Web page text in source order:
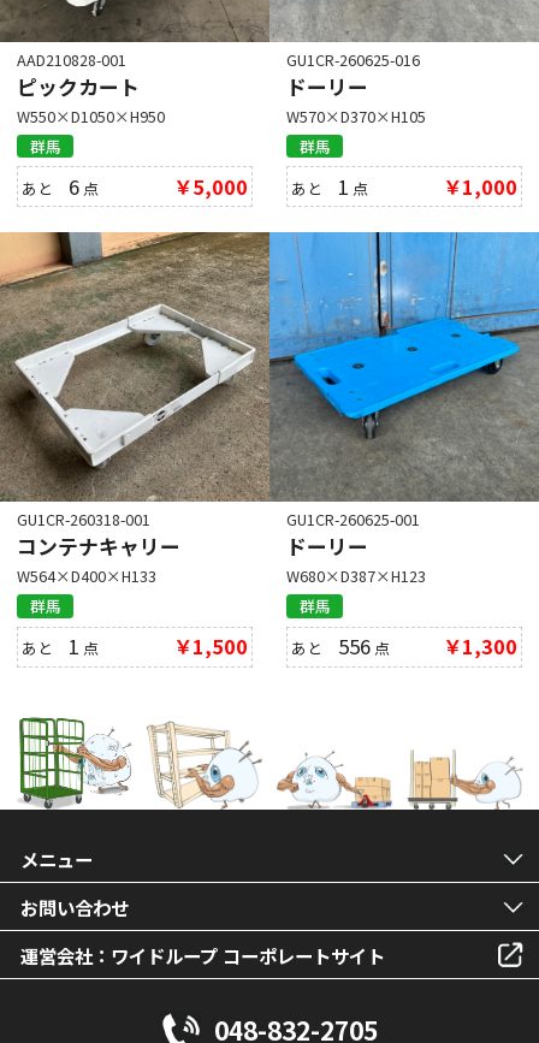
AAD210828-001
ピックカート
W550×D1050×H950
群馬
あと 6 点 ￥5,000
GU1CR-260625-016
ドーリー
W570×D370×H105
群馬
あと 1 点 ￥1,000
GU1CR-260318-001
コンテナキャリー
W564×D400×H133
群馬
あと 1 点 ￥1,500
GU1CR-260625-001
ドーリー
W680×D387×H123
群馬
あと 556 点 ￥1,300
メニュー
お問い合わせ
運営会社：ワイドループ コーポレートサイト
048-832-2705